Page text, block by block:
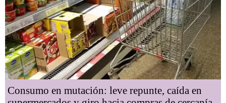
Consumo en mutación: leve repunte, caída en